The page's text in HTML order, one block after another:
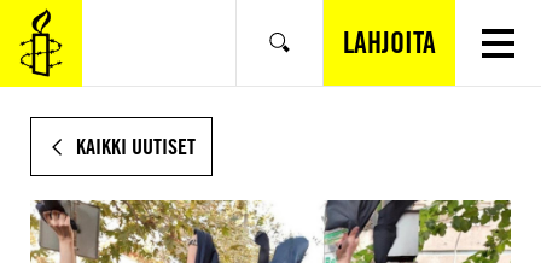
SIIRRY
VARSINAISEEN
SISÄLTÖÖN
Hae LAHJOITA
KAIKKI UUTISET